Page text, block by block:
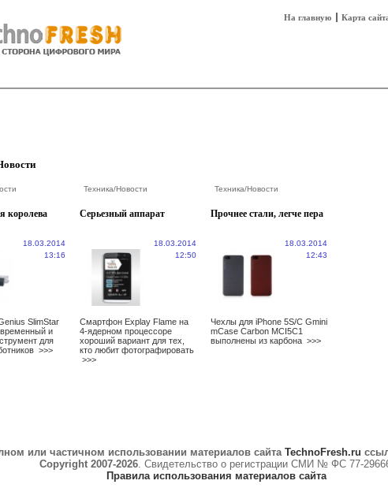
На главную Карта
королева
18.03.2014
13:16
SlimStar
и
для
>>>
Техника/Новости
Серьезный аппарат
18.03.2014
12:50
Смартфон Explay Flame на
4-ядерном процессоре
хороший вариант для тех,
кто любит фотографировать
>>>
Техника/Новости
Прочнее стали, легче пера
18.03.2014
12:43
Чехлы для iPhone 5S/C Gmini
mCase Carbon MCI5C1
выполнены из карбона >>>
или частичном использовании материалов сайта TechnoFresh.ru
Copyright 2007-2026. Свидетельство о регистрации СМИ № ФС 77-
Правила использования материалов сайта